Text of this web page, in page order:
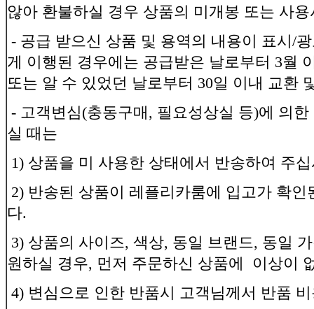
않아 환불하실 경우 상품의 미개봉 또는 사
- 공급 받으신 상품 및 용역의 내용이 표시/
게 이행된 경우에는 공급받은 날로부터 3월
또는 알 수 있었던 날로부터 30일 이내 교환
- 고객변심(충동구매, 필요성상실 등)에 의
실 때는
1) 상품을 미 사용한 상태에서 반송하여 주
2) 반송된 상품이 레플리카룸에 입고가 확
다.
3) 상품의 사이즈, 색상, 동일 브랜드, 동일
원하실 경우, 먼저 주문하신 상품에 이상이
4) 변심으로 인한 반품시 고객님께서 반품